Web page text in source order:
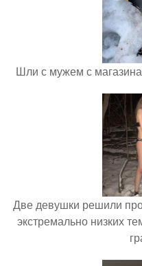
Шли с мужем с магазина
Две девушки решили
экстремально низких